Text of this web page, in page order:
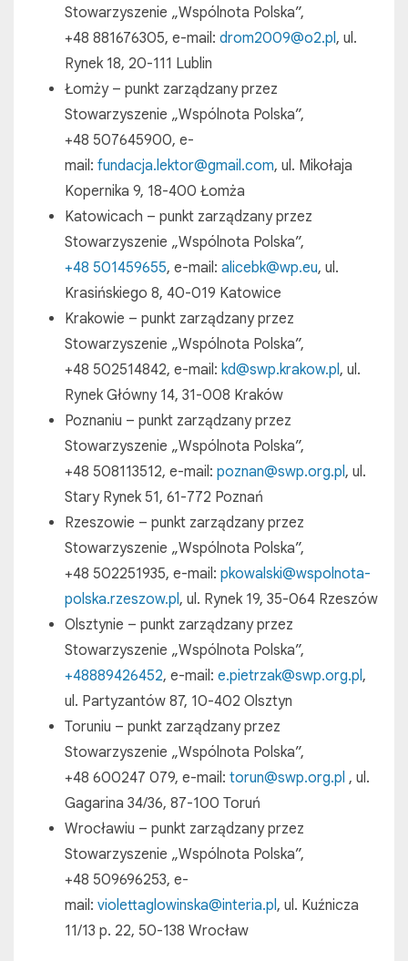
Stowarzyszenie „Wspólnota Polska”,
+48 881676305, e-mail: drom2009@o2.pl, ul.
Rynek 18, 20-111 Lublin
Łomży – punkt zarządzany przez
Stowarzyszenie „Wspólnota Polska”,
+48 507645900, e-
mail: fundacja.lektor@gmail.com, ul. Mikołaja
Kopernika 9, 18-400 Łomża
Katowicach – punkt zarządzany przez
Stowarzyszenie „Wspólnota Polska”,
+48 501459655, e-mail: alicebk@wp.eu, ul.
Krasińskiego 8, 40-019 Katowice
Krakowie – punkt zarządzany przez
Stowarzyszenie „Wspólnota Polska”,
+48 502514842, e-mail: kd@swp.krakow.pl, ul.
Rynek Główny 14, 31-008 Kraków
Poznaniu – punkt zarządzany przez
Stowarzyszenie „Wspólnota Polska”,
+48 508113512, e-mail: poznan@swp.org.pl, ul.
Stary Rynek 51, 61-772 Poznań
Rzeszowie – punkt zarządzany przez
Stowarzyszenie „Wspólnota Polska”,
+48 502251935, e-mail: pkowalski@wspolnota-
polska.rzeszow.pl, ul. Rynek 19, 35-064 Rzeszów
Olsztynie – punkt zarządzany przez
Stowarzyszenie „Wspólnota Polska”,
+48889426452, e-mail: e.pietrzak@swp.org.pl,
ul. Partyzantów 87, 10-402 Olsztyn
Toruniu – punkt zarządzany przez
Stowarzyszenie „Wspólnota Polska”,
+48 600247 079, e-mail: torun@swp.org.pl , ul.
Gagarina 34/36, 87-100 Toruń
Wrocławiu – punkt zarządzany przez
Stowarzyszenie „Wspólnota Polska”,
+48 509696253, e-
mail: violettaglowinska@interia.pl, ul. Kuźnicza
11/13 p. 22, 50-138 Wrocław